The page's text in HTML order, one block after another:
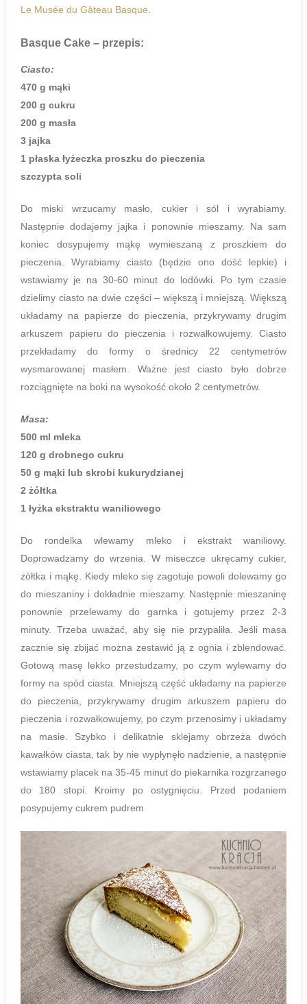
Le Musée du Gâteau Basque.
Basque Cake – przepis:
Ciasto:
470 g mąki
200 g cukru
200 g masła
3 jajka
1 płaska łyżeczka proszku do pieczenia
szczypta soli
Do miski wrzucamy masło, cukier i sól i wyrabiamy.
Następnie dodajemy jajka i ponownie mieszamy. Na sam
koniec dosypujemy mąkę wymieszaną z proszkiem do
pieczenia. Wyrabiamy ciasto (będzie ono dość lepkie) i
wstawiamy je na 30-60 minut do lodówki. Po tym czasie
dzielimy ciasto na dwie części – większą i mniejszą. Większą
układamy na papierze do pieczenia, przykrywamy drugim
arkuszem papieru do pieczenia i rozwałkowujemy. Ciasto
przekładamy do formy o średnicy 22 centymetrów
wysmarowanej masłem. Ważne jest ciasto było dobrze
rozciągnięte na boki na wysokość około 2 centymetrów.
Masa:
500 ml mleka
120 g drobnego cukru
50 g mąki lub skrobi kukurydzianej
2 żółtka
1 łyżka ekstraktu waniliowego
Do rondelka wlewamy mleko i ekstrakt waniliowy.
Doprowadzamy do wrzenia. W miseczce ukręcamy cukier,
żółtka i mąkę. Kiedy mleko się zagotuje powoli dolewamy go
do mieszaniny i dokładnie mieszamy. Następnie mieszaninę
ponownie przelewamy do garnka i gotujemy przez 2-3
minuty. Trzeba uważać, aby się nie przypaliła. Jeśli masa
zacznie się zbijać można zestawić ją z ognia i zblendować.
Gotową masę lekko przestudzamy, po czym wylewamy do
formy na spód ciasta. Mniejszą część układamy na papierze
do pieczenia, przykrywamy drugim arkuszem papieru do
pieczenia i rozwałkowujemy, po czym przenosimy i układamy
na masie. Szybko i delikatnie sklejamy obrzeża dwóch
kawałków ciasta, tak by nie wypłynęło nadzienie, a następnie
wstawiamy placek na 35-45 minut do piekarnika rozgrzanego
do 180 stopi. Kroimy po ostygnięciu. Przed podaniem
posypujemy cukrem pudrem